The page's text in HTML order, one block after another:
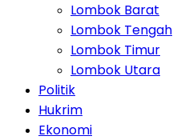
Lombok Barat
Lombok Tengah
Lombok Timur
Lombok Utara
Politik
Hukrim
Ekonomi